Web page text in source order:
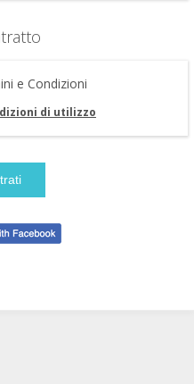
e Condizioni
di utilizzo